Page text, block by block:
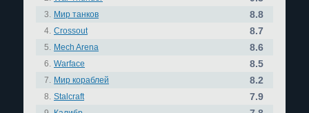
3. Мир танков 8.8
4. Crossout 8.7
5. Mech Arena 8.6
6. Warface 8.5
7. Мир кораблей 8.2
8. Stalcraft 7.9